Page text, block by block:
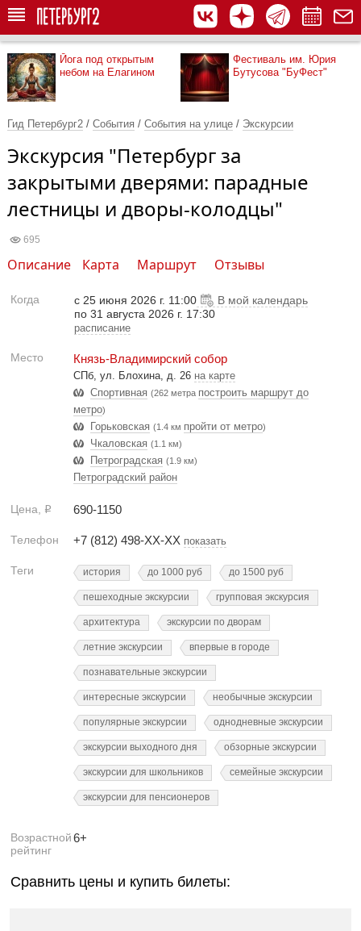
Йога под открытым
небом на Елагином
Фестиваль им. Юрия
Бутусова "БуФест"
Гид Петербург2 / События / События на улице / Экскурсии
Экскурсия "Петербург за
закрытыми дверями: парадные
лестницы и дворы-колодцы"
695
Описание Карта Маршрут Отзывы
Когда с 25 июня 2026 г. 11:00
В мой календарь
по 31 августа 2026 г. 17:30
расписание
Место Князь-Владимирский собор
СПб, ул. Блохина, д. 26 на карте
Спортивная (262 метра построить маршрут до
метро)
Горьковская (1.4 км пройти от метро)
Чкаловская (1.1 км)
Петроградская (1.9 км)
Петроградский район
Цена, Р 690-1150
Телефон +7 (812) 498-XX-XX показать
Теги история до 1000 руб до 1500 руб
пешеходные экскурсии групповая экскурсия
архитектура экскурсии по дворам
летние экскурсии впервые в городе
познавательные экскурсии
интересные экскурсии необычные экскурсии
популярные экскурсии однодневные экскурсии
экскурсии выходного дня обзорные экскурсии
экскурсии для школьников семейные экскурсии
экскурсии для пенсионеров
Возрастной
рейтинг
6+
Сравнить цены и купить билеты: